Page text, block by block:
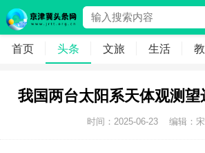
首页 头条 文旅 生活
我国两台太阳系天体观测
时间：2025-06-23 编辑：